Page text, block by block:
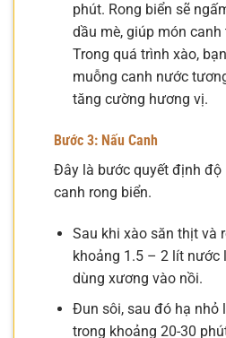
phút. Rong biển sẽ
dầu mè, giúp món
Trong quá trình xào,
muỗng canh nước
tăng cường hương vị.
Bước 3: Nấu Canh
Đây là bước quyết định độ
canh rong biển.
Sau khi xào săn thịt và
khoảng 1.5 – 2 lít nước
dùng xương vào nồi.
Đun sôi, sau đó hạ nhỏ
trong khoảng 20-30